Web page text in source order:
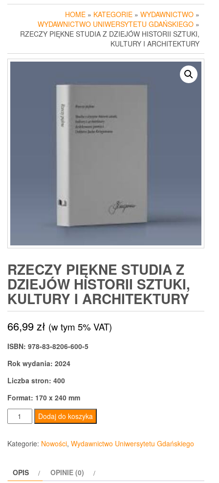
HOME » KATEGORIE » WYDAWNICTWO »
WYDAWNICTWO UNIWERSYTETU GDAŃSKIEGO »
RZECZY PIĘKNE STUDIA Z DZIEJÓW HISTORII SZTUKI,
KULTURY I ARCHITEKTURY
RZECZY PIĘKNE STUDIA Z
DZIEJÓW HISTORII SZTUKI,
KULTURY I ARCHITEKTURY
66,99zł (w tym 5% VAT)
ISBN: 978-83-8206-600-5
Rok wydania: 2024
Liczba stron: 400
Format: 170 x 240 mm
ilość
Rzeczy
Studia
dziejów
Dodaj do koszyka
Kategorie: Nowości, Wydawnictwo Uniwersytetu Gdańskiego
OPIS OPINIE (0)